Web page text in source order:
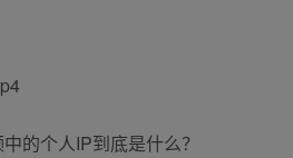
的个人IP到底是什么？